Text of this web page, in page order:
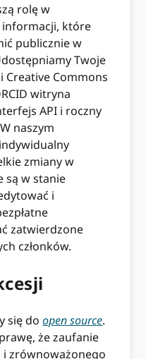
rolę w
które
publicznie w
Twoje
Creative Commons
witryna
API i roczny
naszym
zmiany w
są w stanie
i
zatwierdzone
członków.
się doopen source.
że zaufanie
i zrównoważonego